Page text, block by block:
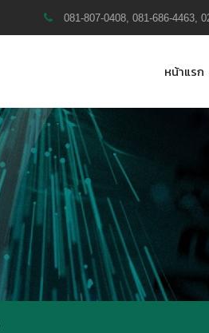
081-807-0408, 081-686-4463,
หน้าแรก